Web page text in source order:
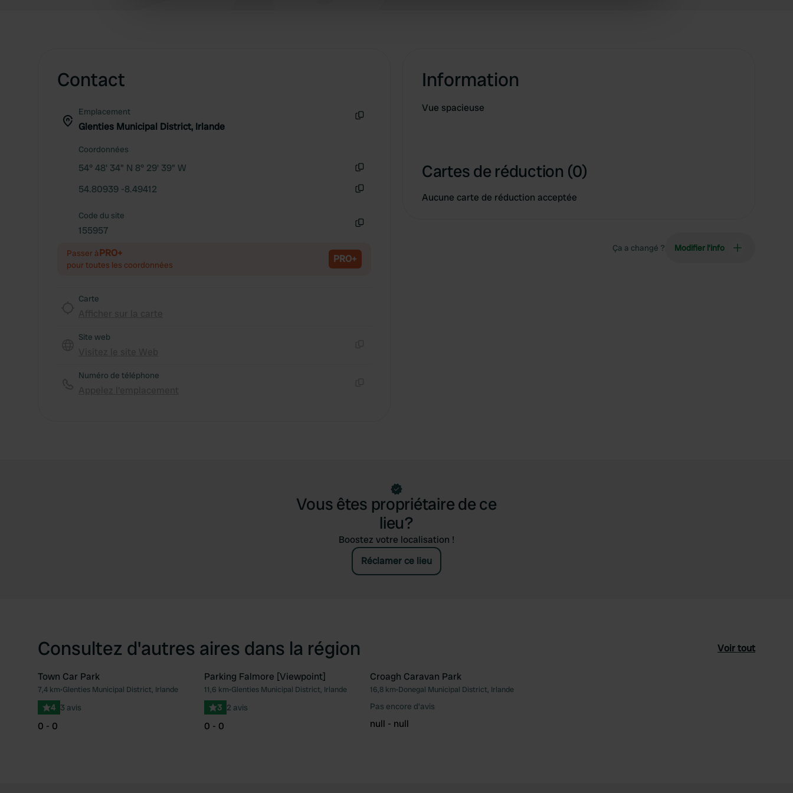
Contact
Emplacement
Glenties Municipal District, Irlande
Coordonnées
54° 48' 34" N 8° 29' 39" W
54.80939 -8.49412
Code du site
155957
Passer àPRO+
pour toutes les coordonnées PRO+
Carte
Site web
Numéro de téléphone
Information
Vue spacieuse
Cartes de réduction (0)
Aucune carte de réduction acceptée
Ça a changé ? Modifier l’info
Vous êtes propriétaire de ce
lieu?
Boostez votre localisation !
Réclamer ce lieu
Consultez d'autres aires dans la région Voir tout
Préféré
Town Car Park
7,4 km•Glenties Municipal District, Irlande
4 3 avis
0 - 0
Préféré
Parking Falmore [Viewpoint]
11,6 km•Glenties Municipal District, Irlande
3 2 avis
0 - 0
Préféré
Croagh Caravan Park
16,8 km•Donegal Municipal District, Irlande
Pas encore d'avis
null - null